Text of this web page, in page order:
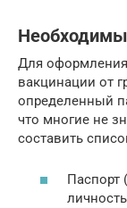
Для
вакцинации от
определенный
что многие не
составить
Паспорт